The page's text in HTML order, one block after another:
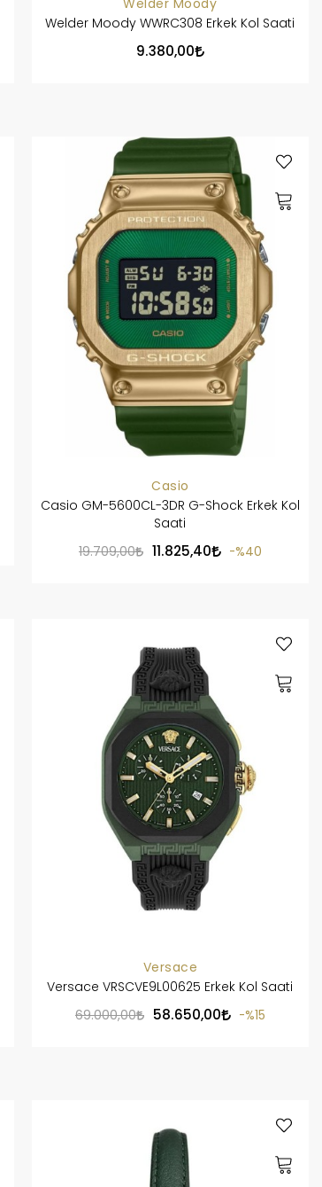
Welder Moody
Welder Moody WWRC308 Erkek Kol Saati
9.380,00
Casio
Casio GM-5600CL-3DR G-Shock Erkek Kol
Saati
19.709,00 11.825,40 %40
Versace
Versace VRSCVE9L00625 Erkek Kol Saati
69.000,00 58.650,00 %15